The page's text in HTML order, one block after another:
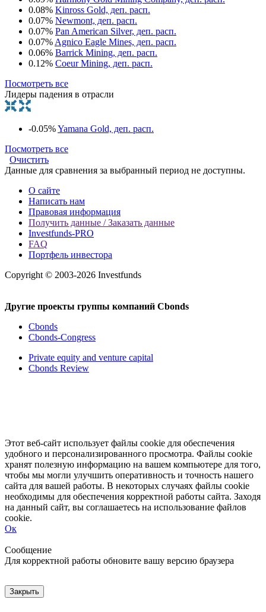
0.08% Kinross Gold, деп. расп.
0.07% Newmont, деп. расп.
0.07% Pan American Silver, деп. расп.
0.07%Agnico Eagle Mines, деп. расп.
0.06% Barrick Mining, деп. расп.
0.12% Coeur Mining, деп. расп.
Посмотреть все
Лидеры падения в отрасли
-0.05%Yamana Gold, деп. расп.
Посмотреть все
Очистить
Данные для сравнения за выбранный период не доступны.
О сайте
Написать нам
Правовая информация
Получить данные / Заказать данные
Investfunds-PRO
FAQ
Портфель инвестора
Copyright © 2003-2026 Investfunds
Другие проекты группы компаний Cbonds
Cbonds
Cbonds-Congress
Private equity and venture capital
Cbonds Review
Этот веб-сайт использует файлы cookie для обеспечения
удобного и персонализированного просмотра. Файлы cookie
хранят полезную информацию на вашем компьютере для того,
чтобы мы могли улучшить оперативность и точность нашего
сайта для вашей работы. В некоторых случаях файлы cookie
необходимы для обеспечения корректной работы сайта. Заходя
на данный сайт, вы соглашаетесь на использование файлов
cookie.
Ок
Сообщение
Для корректной работы обновите вашу версию браузера
Закрыть